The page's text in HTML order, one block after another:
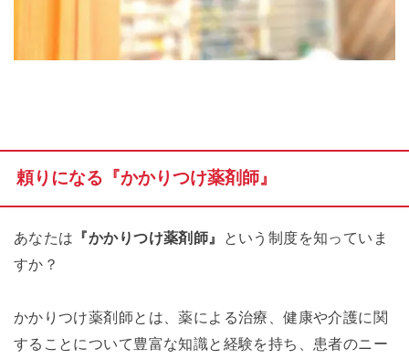
頼りになる『かかりつけ薬剤師』
あなたは 『かかりつけ薬剤師』 という制度を知っていま
すか？
かかりつけ薬剤師とは、薬による治療、健康や介護に関
することについて豊富な知識と経験を持ち、患者のニー